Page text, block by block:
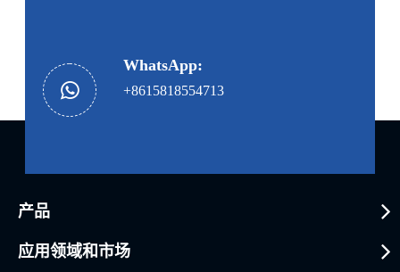
WhatsApp:
+8615818554713
产品
应用领域和市场